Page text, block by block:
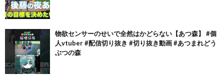
物欲センサーのせいで全然はかどらない【あつ森】 #個
人vtuber #配信切り抜き #切り抜き動画 #あつまれどう
ぶつの森